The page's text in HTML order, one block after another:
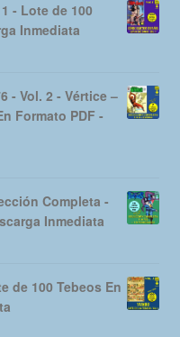
1 - Lote de 100
Inmediata
- Vol. 2 - Vértice –
Formato PDF -
Completa -
Inmediata
de 100 Tebeos En